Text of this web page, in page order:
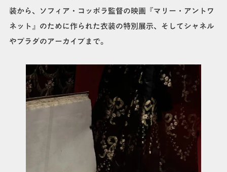
装から、ソフィア・コッポラ監督の映画『マリー・アントワ
ネット』のために作られた衣装の特別展示、そしてシャネル
やプラダのアーカイブまで。